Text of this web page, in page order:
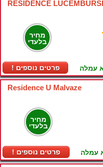
RESIDENCE
מחיר
בלעדי
! פרטים נוספים עמלה
Residence U Malvaze
מחיר
בלעדי
! פרטים נוספים עמלה